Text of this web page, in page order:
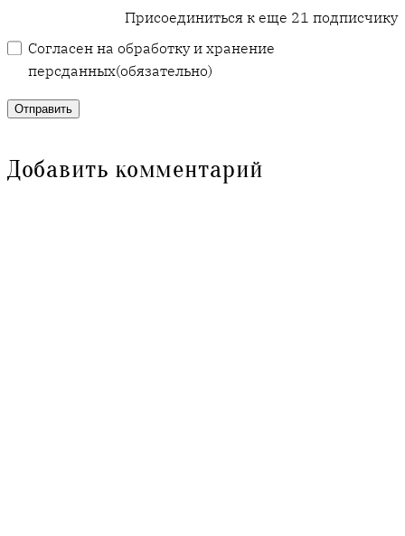
Присоединиться к еще 21 подписчику
Согласен на обработку и хранение
персданных(обязательно)
Отправить
Добавить комментарий